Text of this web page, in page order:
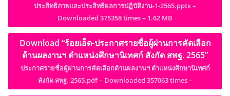
ประสิทธิภาพและประสิทธิผลการปฏิบัติงาน-1-2565.pptx –
Downloaded 375358 times – 1.62 MB
Download “ร้อยเอ็ด-ประกาศรายชื่อผู้ผ่านการคัดเลือก
ด้านผลงานฯ ตำแหน่งศึกษานิเทศก์ สังกัด สพฐ. 2565”
ประกาศรายชื่อผู้ผ่านการคัดเลือกด้านผลงานฯ ตำแหน่งศึกษานิเทศก์
สังกัด สพฐ. 2565.pdf – Downloaded 357063 times –